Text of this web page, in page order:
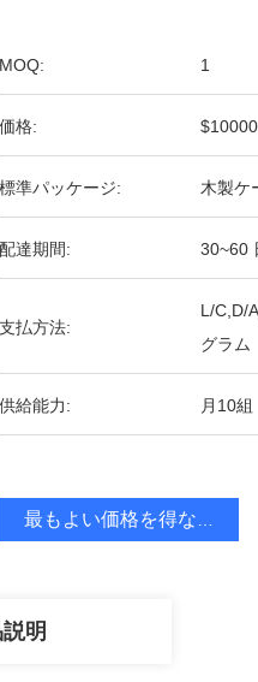
MOQ: 1
価格:
標準パッケージ: 木製ケ
配達期間: 30~60
支払方法:
L/C,D/
グラム
供給能力: 月10組
最もよい価格を得なさい
明